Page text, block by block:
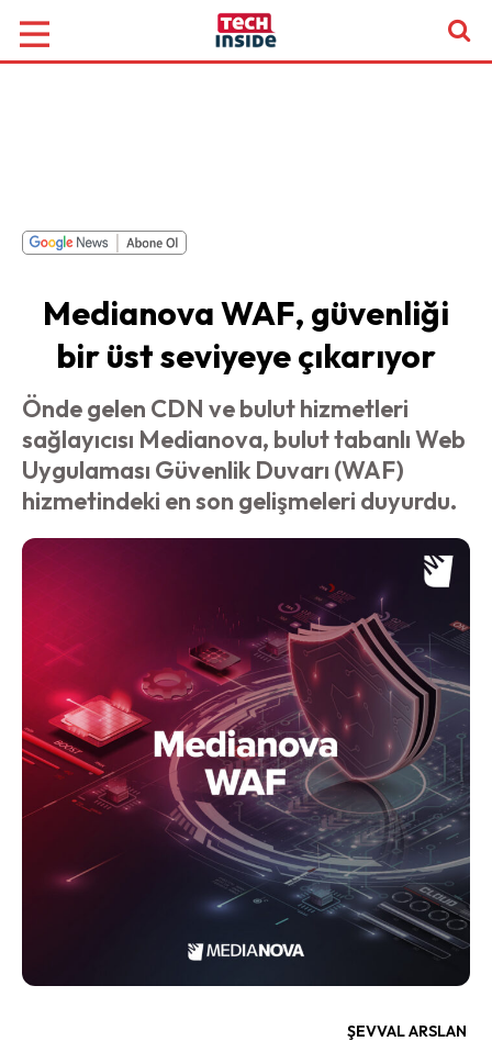
Medianova WAF, güvenliği
bir üst seviyeye çıkarıyor
Önde gelen CDN ve bulut hizmetleri
sağlayıcısı Medianova, bulut tabanlı Web
Uygulaması Güvenlik Duvarı (WAF)
hizmetindeki en son gelişmeleri duyurdu.
ŞEVVAL ARSLAN